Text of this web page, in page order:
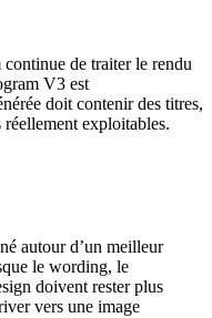
de traiter le rendu
V3 est
doit contenir des titres,
exploitables.
autour d’un meilleur
le wording, le
doivent rester plus
vers une image